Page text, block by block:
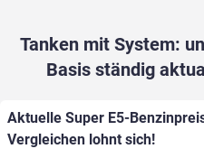
Tanken mit System:
Basis ständig
Aktuelle Super E5-
Vergleichen lohnt sich!